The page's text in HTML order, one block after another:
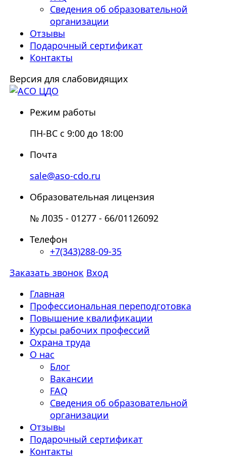
Сведения об образовательной
организации
Отзывы
Подарочный сертификат
Контакты
Версия для слабовидящих
Режим работы
ПН-ВС с 9:00 до 18:00
Почта
sale@aso-cdo.ru
Образовательная лицензия
№ Л035 - 01277 - 66/01126092
Телефон
+7(343)288-09-35
Заказать звонок Вход
Главная
Профессиональная переподготовка
Повышение квалификации
Курсы рабочих профессий
Охрана труда
О нас
Блог
Вакансии
FAQ
Сведения об образовательной
организации
Отзывы
Подарочный сертификат
Контакты